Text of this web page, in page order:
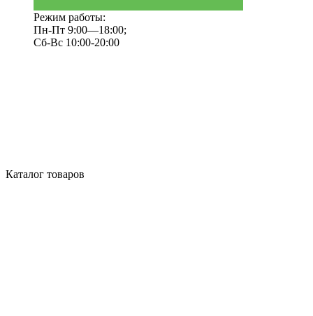
Режим работы:
Пн-Пт 9:00—18:00;
Сб-Вс 10:00-20:00
Каталог товаров